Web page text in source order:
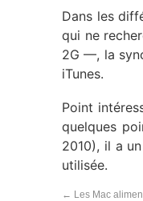
Dans les
qui ne
2G —, la
iTunes.
Point
quelques
2010), il a
utilisée.
← Les Mac